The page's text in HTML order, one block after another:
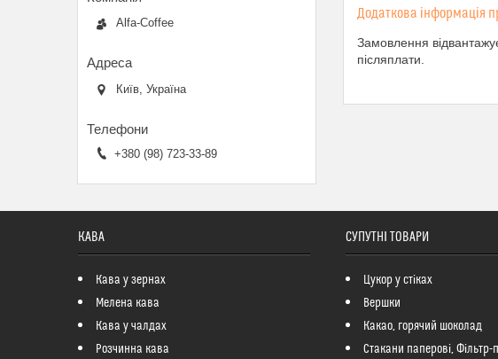
Замовлення
післяплати.
Alfa-Coffee
Київ, Україна
+380 (98) 723-33-89
КАВА
Кава у зернах
Мелена кава
Кава у чалдах
Розчинна кава
СУПУТНІ ТОВАРИ
Цукор у стіках
Вершки
Какао, горячий шоколад
Стакани паперові, Фільтр-